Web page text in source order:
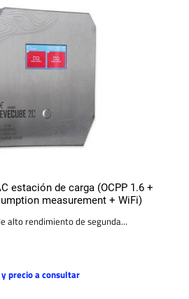
estación de carga (OCPP 1.6 +
measurement + WiFi)
alto rendimiento de segunda...
precio a consultar